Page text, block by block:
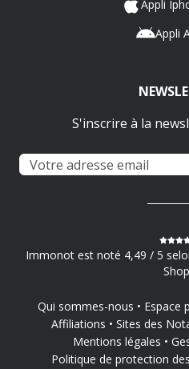
Appli
Appli
S'inscrire à la
Immonot est noté 4,49 / 5
Qui sommes-nous Espace
Affiliations
Sites des
Mentions légales
Politique de protection